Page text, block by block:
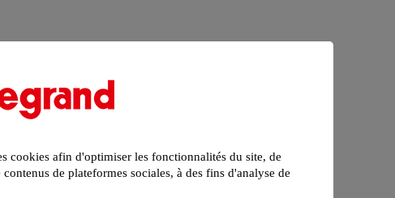
cookies afin d'optimiser les fonctionnalités du site, de
de plateformes sociales, à des fins d'analyse de